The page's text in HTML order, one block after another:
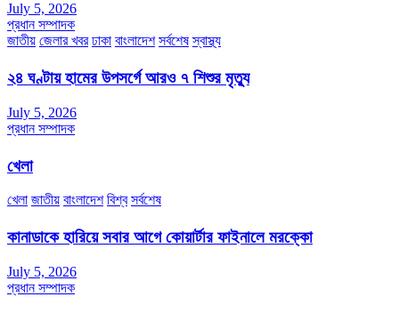
July 5, 2026
প্রধান সম্পাদক
জাতীয় জেলার খবর ঢাকা বাংলাদেশ সর্বশেষ স্বাস্থ্য
২৪ ঘণ্টায় হামের উপসর্গে আরও ৭ শিশুর মৃত্যু
July 5, 2026
প্রধান সম্পাদক
খেলা
খেলা জাতীয় বাংলাদেশ বিশ্ব সর্বশেষ
কানাডাকে হারিয়ে সবার আগে কোয়ার্টার ফাইনালে মরক্কো
July 5, 2026
প্রধান সম্পাদক